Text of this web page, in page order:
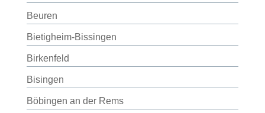
Beuren
Bietigheim-Bissingen
Birkenfeld
Bisingen
Böbingen an der Rems